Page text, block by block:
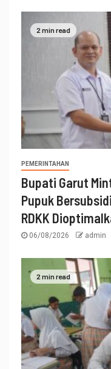
2 min read
PEMERINTAHAN
Bupati Garut
Pupuk
RDKK
06/08/2026 admin
2 min read